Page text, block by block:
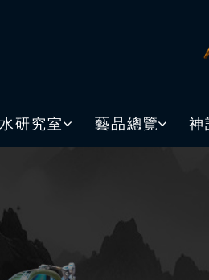
研究室 藝品總覽 神